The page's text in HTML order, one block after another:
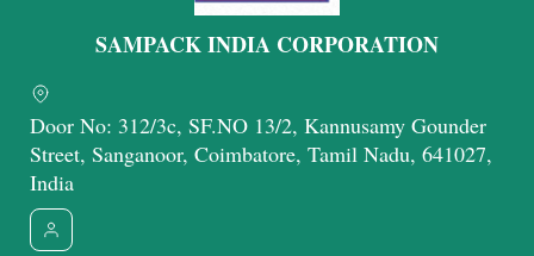
SAMPACK INDIA CORPORATION
Door No: 312/3c, SF.NO 13/2, Kannusamy Gounder
Street, Sanganoor, Coimbatore, Tamil Nadu, 641027,
India